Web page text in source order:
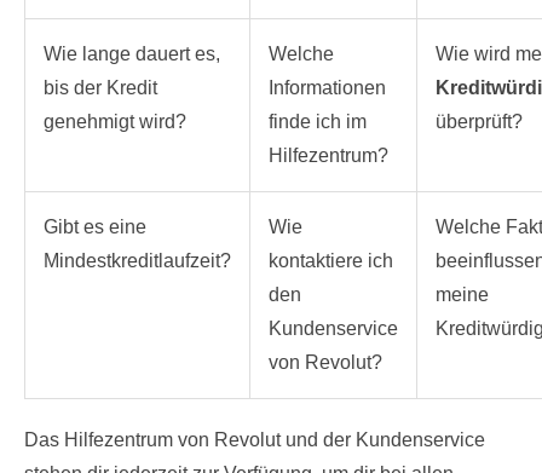
Wie lange dauert es,
bis der Kredit
genehmigt wird?
Welche
Informationen
finde ich im
Hilfezentrum?
Wie wird
überprüft?
Gibt es eine
Mindestkreditlaufzeit?
Wie
kontaktiere ich
den
Kundenservice
von Revolut?
Welche
meine
Das Hilfezentrum von Revolut und der Kundenservice